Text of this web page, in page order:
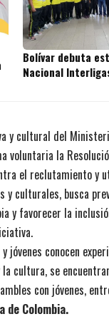
Bolívar debuta
Nacional
y cultural del
voluntaria la
el reclutamiento y
y culturales, busca
y favorecer la
jóvenes conocen
cultura, se
con jóvenes,
de Colombia.